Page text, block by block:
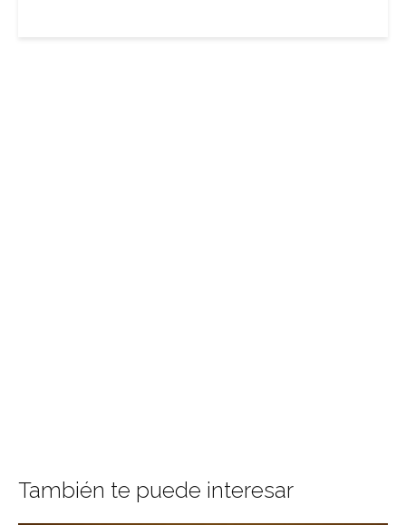
También te puede interesar